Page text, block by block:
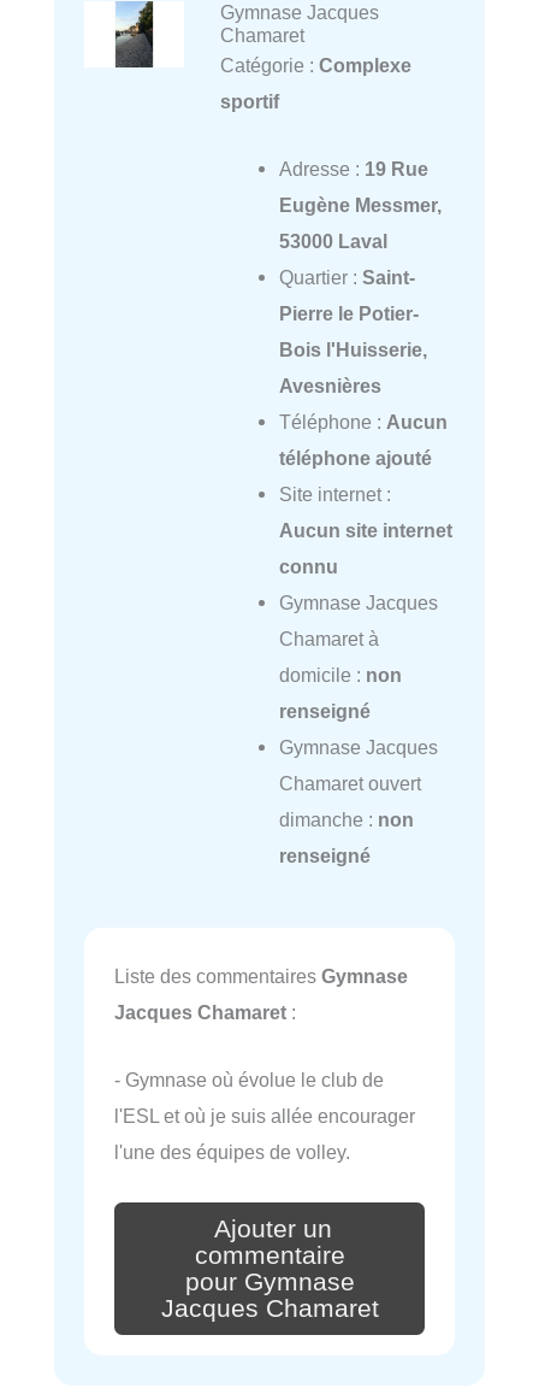
Gymnase Jacques
Chamaret
Catégorie : Complexe
sportif
Adresse : 19 Rue
Eugène Messmer,
53000 Laval
Quartier : Saint-
Pierre le Potier-
Bois l'Huisserie,
Avesnières
Téléphone : Aucun
téléphone ajouté
Site internet :
Aucun site internet
connu
Gymnase Jacques
Chamaret à
domicile : non
renseigné
Gymnase Jacques
Chamaret ouvert
dimanche : non
renseigné
Liste des commentaires Gymnase
Jacques Chamaret :
- Gymnase où évolue le club de
l'ESL et où je suis allée encourager
l'une des équipes de volley.
Ajouter un
commentaire
pour Gymnase
Jacques Chamaret